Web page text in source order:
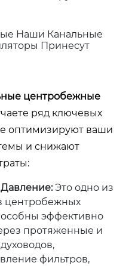
Наши Канальные
Принесут
центробежные
ряд ключевых
оптимизируют ваши
и снижают
Это одно из
центробежных
эффективно
протяженные и
фильтров,